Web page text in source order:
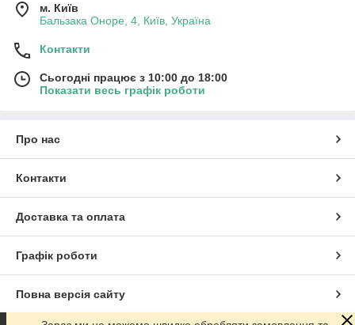
м. Київ
Бальзака Оноре, 4, Київ, Україна
Контакти
Сьогодні працює з 10:00 до 18:00
Показати весь графік роботи
Про нас
Контакти
Доставка та оплата
Графік роботи
Повна версія сайту